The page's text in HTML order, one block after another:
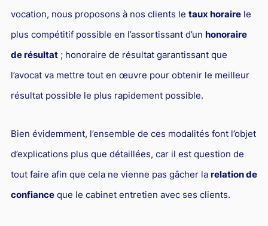
vocation, nous proposons à nos clients le taux horairele
plus compétitif possible en l’assortissant d’un honoraire
de résultat; honoraire de résultat garantissant que
l’avocat va mettre tout en œuvre pour obtenir le meilleur
résultat possible le plus rapidement possible.
Bien évidemment, l’ensemble de ces modalités font l’objet
d’explications plus que détaillées, car il est question de
tout faire afin que cela ne vienne pas gâcher la relation de
confianceque le cabinet entretien avec ses clients.